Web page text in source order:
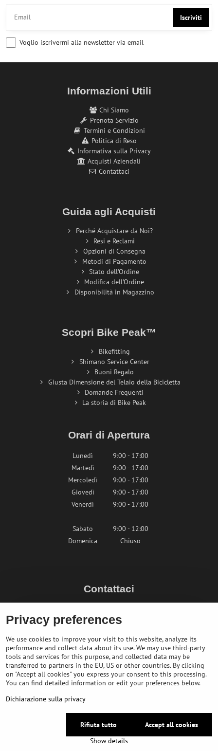
Iscriviti
Voglio iscrivermi alla newsletter via email
Informazioni Utili
Chi Siamo
Prenota Servizio
Termini e Condizioni
Politica di Reso
Informativa sulla Privacy
Acquisti Aziendali
Contattaci
Guida agli Acquisti
Perché Acquistare da Noi?
Resi e Reclami
Opzioni di Consegna
Metodi di Pagamento
Stato dell'Ordine
Modifica dell'Ordine
Disponibilità in Magazzino
Scopri Bike Peak™
Bikefitting
Shimano Service Center
Buoni Regalo
Giusta Dimensione del Telaio della Bicicletta
Domande Frequenti
La storia di Bike Peak
Orari di Apertura
Lunedì
9:00 - 17:00
Martedì
9:00 - 17:00
Mercoledì
9:00 - 17:00
Giovedì
9:00 - 17:00
Venerdì
9:00 - 17:00
Sabato
9:00 - 12:00
Domenica
Chiuso
Contattaci
+436764858804 (AT)
Dichiarazione sulla privacy
Website created with:BiznisWeb.sk
Privacy preferences
We use cookies to improve your visit to this website, analyze its
performance and collect data about its use. We may use third-party
tools and services for this purpose, and collected data may be
transferred to partners in the EU, US or other countries. By clicking
on "Accept all cookies" you express your consent to this processing.
You can find detailed information or edit your preferences below.
Dichiarazione sulla privacy
Show details
Accept all cookies
Rifiuta tutto